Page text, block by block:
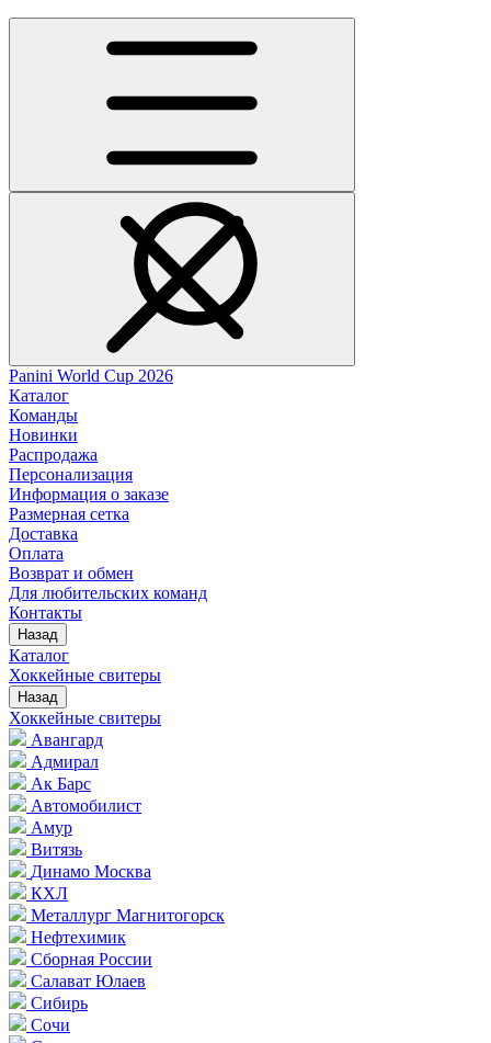
Panini World Cup 2026
Каталог
Команды
Новинки
Распродажа
Персонализация
Информация о заказе
Размерная сетка
Доставка
Оплата
Возврат и обмен
Для любительских команд
Контакты
Назад
Каталог
Хоккейные свитеры
Назад
Хоккейные свитеры
Авангард
Адмирал
Ак Барс
Автомобилист
Амур
Витязь
Динамо Москва
КХЛ
Металлург Магнитогорск
Нефтехимик
Сборная России
Салават Юлаев
Сибирь
Сочи